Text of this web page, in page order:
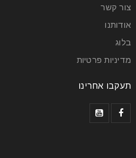
צור קשר
אודותנו
בלוג
מדיניות פרטיות
תעקבו אחרינו